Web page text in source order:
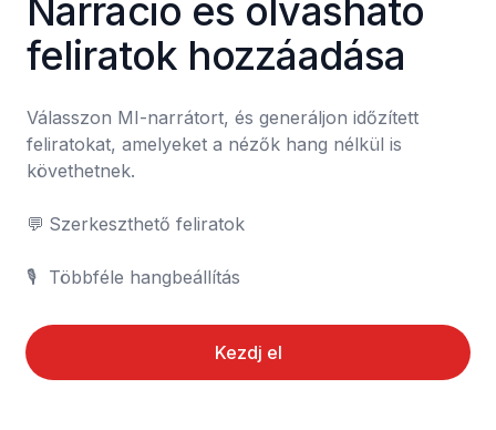
Narráció és olvasható
feliratok hozzáadása
Válasszon MI-narrátort, és generáljon időzített
feliratokat, amelyeket a nézők hang nélkül is
követhetnek.
💬	Szerkeszthető feliratok
🎙️	Többféle hangbeállítás
Kezdj el